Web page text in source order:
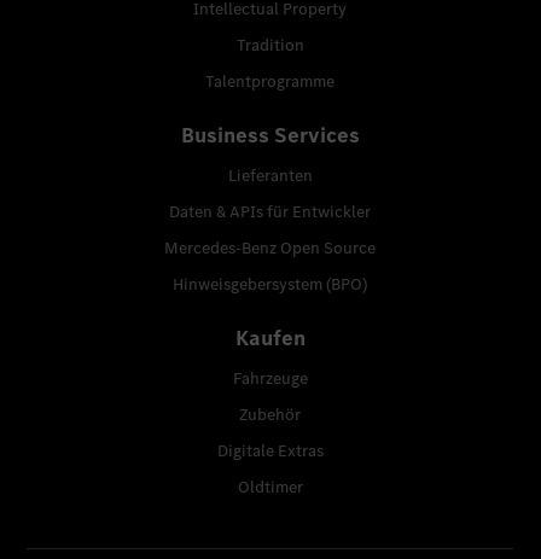
Intellectual Property
Tradition
Talentprogramme
Business Services
Lieferanten
Daten & APIs für Entwickler
Mercedes-Benz Open Source
Hinweisgebersystem (BPO)
Kaufen
Fahrzeuge
Zubehör
Digitale Extras
Oldtimer